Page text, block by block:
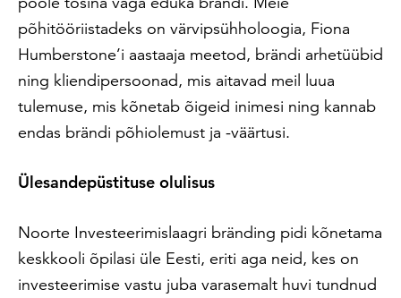
põhitööriistadeks on värvipsühholoogia, Fiona
Humberstone’i aastaaja meetod, brändi arhetüübid
ning kliendipersoonad, mis aitavad meil luua
tulemuse, mis kõnetab õigeid inimesi ning kannab
endas brändi põhiolemust ja -väärtusi.
Ülesandepüstituse olulisus
Noorte Investeerimislaagri bränding pidi kõnetama
keskkooli õpilasi üle Eesti, eriti aga neid, kes on
investeerimise vastu juba varasemalt huvi tundnud